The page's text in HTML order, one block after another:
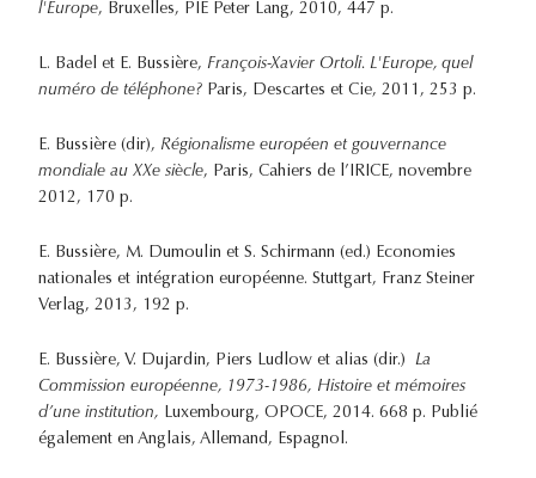
l'Europe, Bruxelles, PIE Peter Lang, 2010, 447 p.
L. Badel et E. Bussière, François-Xavier Ortoli. L'Europe, quel
numéro de téléphone? Paris, Descartes et Cie, 2011, 253 p.
E. Bussière (dir), Régionalisme européen et gouvernance
mondiale au XXe siècle, Paris, Cahiers de l’IRICE, novembre
2012, 170 p.
E. Bussière, M. Dumoulin et S. Schirmann (ed.) Economies
nationales et intégration européenne. Stuttgart, Franz Steiner
Verlag, 2013, 192 p.
E. Bussière, V. Dujardin, Piers Ludlow et alias (dir.) La
Commission européenne, 1973-1986, Histoire et mémoires
d’une institution, Luxembourg, OPOCE, 2014. 668 p. Publié
également en Anglais, Allemand, Espagnol.